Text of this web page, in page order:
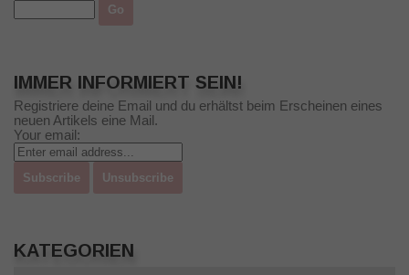
IMMER INFORMIERT SEIN!
Registriere deine Email und du erhältst beim Erscheinen eines
neuen Artikels eine Mail.
Your email:
KATEGORIEN